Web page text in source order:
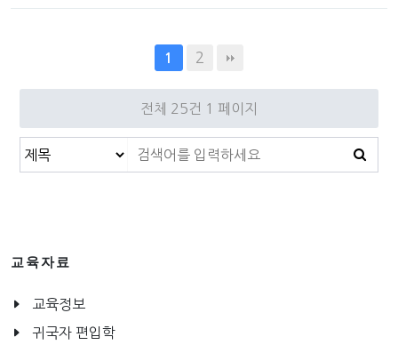
1 2
전체 25건 1 페이지
교육자료
교육정보
귀국자 편입학